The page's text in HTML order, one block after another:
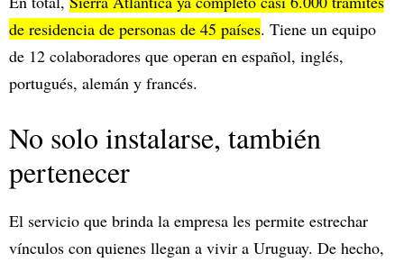
de residencia de personas de 45 países. Tiene un equipo
de 12 colaboradores que operan en español, inglés,
portugués, alemán y francés.
No solo instalarse, también
pertenecer
El servicio que brinda la empresa les permite estrechar
vínculos con quienes llegan a vivir a Uruguay. De hecho,